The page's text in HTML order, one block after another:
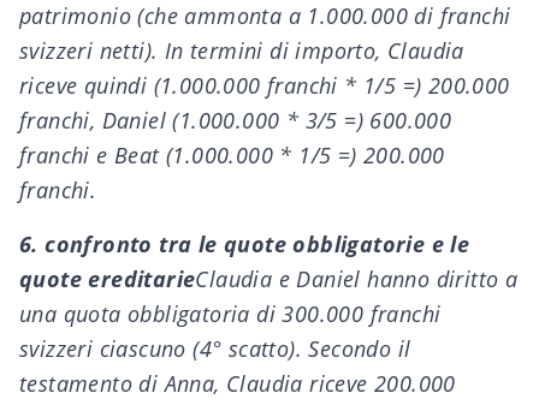
patrimonio (che ammonta a 1.000.000 di franchi
svizzeri netti). In termini di importo, Claudia
riceve quindi (1.000.000 franchi * 1/5 =) 200.000
franchi, Daniel (1.000.000 * 3/5 =) 600.000
franchi e Beat (1.000.000 * 1/5 =) 200.000
franchi.
6. confronto tra le quote obbligatorie e le
quote ereditarieClaudia e Daniel hanno diritto a
una quota obbligatoria di 300.000 franchi
svizzeri ciascuno (4° scatto). Secondo il
testamento di Anna, Claudia riceve 200.000